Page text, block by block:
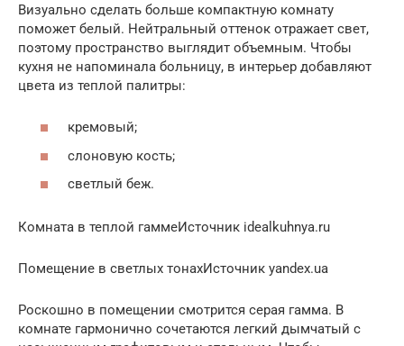
Визуально сделать больше компактную комнату
поможет белый. Нейтральный оттенок отражает свет,
поэтому пространство выглядит объемным. Чтобы
кухня не напоминала больницу, в интерьер добавляют
цвета из теплой палитры:
кремовый;
слоновую кость;
светлый беж.
Комната в теплой гаммеИсточник idealkuhnya.ru
Помещение в светлых тонахИсточник yandex.ua
Роскошно в помещении смотрится серая гамма. В
комнате гармонично сочетаются легкий дымчатый с